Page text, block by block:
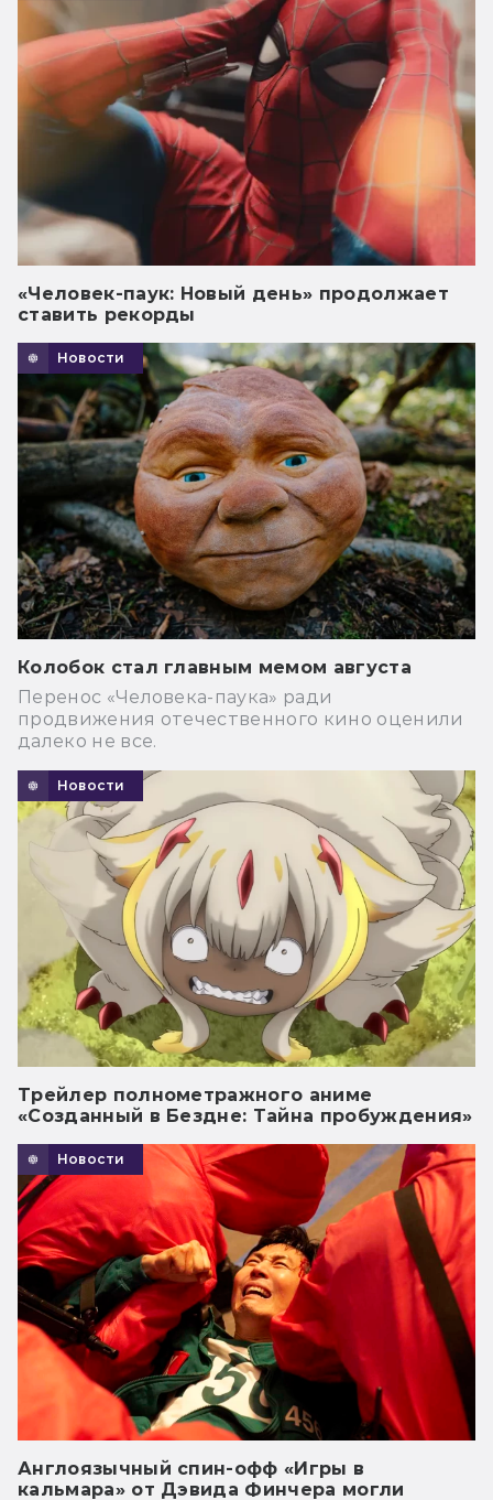
«Человек-паук: Новый день» продолжает
ставить рекорды
Новости
Колобок стал главным мемом августа
Перенос «Человека-паука» ради
продвижения отечественного кино оценили
далеко не все.
Новости
Трейлер полнометражного аниме
«Созданный в Бездне: Тайна пробуждения»
Новости
Англоязычный спин-офф «Игры в
кальмара» от Дэвида Финчера могли